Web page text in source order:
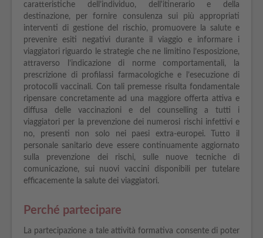
caratteristiche dell’individuo, dell'itinerario e della
destinazione, per fornire consulenza sui più appropriati
interventi di gestione del rischio, promuovere la salute e
prevenire esiti negativi durante il viaggio e informare i
viaggiatori riguardo le strategie che ne limitino l’esposizione,
attraverso l’indicazione di norme comportamentali, la
prescrizione di profilassi farmacologiche e l’esecuzione di
protocolli vaccinali. Con tali premesse risulta fondamentale
ripensare concretamente ad una maggiore offerta attiva e
diffusa delle vaccinazioni e del counselling a tutti i
viaggiatori per la prevenzione dei numerosi rischi infettivi e
no, presenti non solo nei paesi extra-europei. Tutto il
personale sanitario deve essere continuamente aggiornato
sulla prevenzione dei rischi, sulle nuove tecniche di
comunicazione, sui nuovi vaccini disponibili per tutelare
efficacemente la salute dei viaggiatori.
Perché partecipare
La partecipazione a tale attività formativa consente di poter